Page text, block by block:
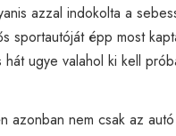
azzal indokolta a
sportautóját épp most
ugye valahol ki kell
azonban nem csak az autó